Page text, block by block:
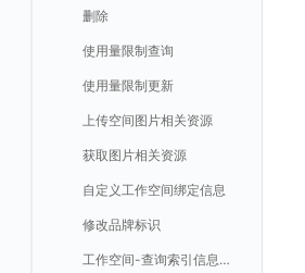
默认配置状态 获取
默认配置状态修改
附件上传
附件删除
附件下载
附件下载
统一目录实体类型创建
统一目录实体类型修改
统一目录实体类型删除
绑定索引配置修改
启用/禁用 索引配置
删除索引
获取数据查询任务结果
修改单个数据访问规则
启用/禁用
删除
列出文件树
合并分片生成文件
取消一个分片上传事件
上传单个文件内容
修改多步拨测任务
列出
获取
官方节点列出
导出
导入
修改
替换导入
删除
启用/禁用
修改
删除
批量删除
禁用/启用
批量禁用/启用
创建
修改
禁用
启用
删除
批量删除
创建
修改
禁用
启用
删除
alert-policy
列出
创建 v2
获取
修改(该接口于 2025-12-30 日下架,推荐使用 v2版接口)
修改 v2
删除
自定义通知日期
列出
创建
获取
修改
删除
通知对象管理
列出
创建
获取
修改
删除
批量删除
添加 LLM 配置
修改 LLM 配置
删除 LLM 配置
新增
修改
删除
获取
新建
修改
删除
导出
导入
workspace-member
成员列出
邀请成员
添加成员(部署版)
删除成员
批量开启关闭成员个人 API Key
修改成员
角色权限
列出权限信息
团队管理
列出
获取
删除
新建
修改
SSO 管理
获取 SSO 配置
SSO 配置 列出
新建 SSO 配置
sso
获取 SSO 配置
列出 SSO 配置
映射规则
获取映射规则列表
自定义映射规则(部署版)
角色管理
列出
获取
新建
修改
删除
API Key 管理
列出
获取
删除
验证
新建
黑名单
列出
获取
新建
修改
删除
Pipelines
列出
新建
获取
修改
数据访问
列出
获取
新建
敏感数据脱敏
列出
获取
工作空间
新建
工作空间自定义配置
分享
删除
取消快照/图表分享
DQL 数据查询(旧版)
DQL 数据查询
同组织 Trace 查询
列出
执行外部函数
账单分析
获取账单计费项消费累计
获取账单信息
获取账户余额
免登录 Token
生成认证 code
作废认证 code
图表图片
获取时序趋势图
代理
NFS
Ingress-Nginx
Kubernetes Storage OpenEBS
Kubernetes
MySQL
应用镜像获取
切换拨测中心
配置数据转发
离线环境模版更新
管理空间索引配置
通过 iframe 实现页面嵌套
观测云集群备份和恢复
可靠性验证
可用性监测故障排查
创建拨测节点报错
指标查询报错
部署版kodo版本过期
配置 kodo-inner 查询并发数
删除
使用量限制查询
使用量限制更新
上传空间图片相关资源
获取图片相关资源
自定义工作空间绑定信息
修改品牌标识
工作空间-查询索引信息列表